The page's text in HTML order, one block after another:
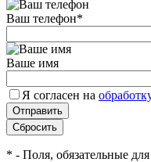
Ваш телефон*
Ваше имя
Я согласен на
* - Поля, обязательные